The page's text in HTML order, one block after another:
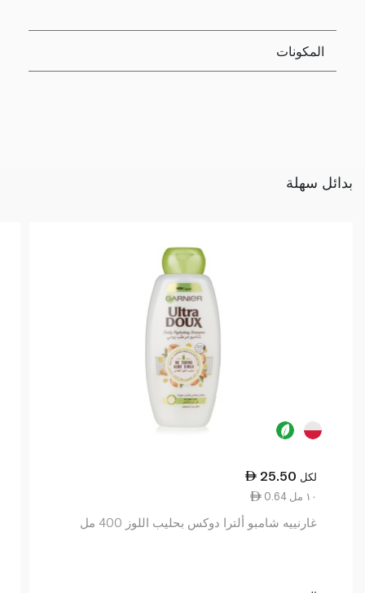
المكونات
بدائل سهلة
25.50 لكل
0.64 ١٠ مل
غارنييه شامبو ألترا دوكس بحليب اللوز 400 مل